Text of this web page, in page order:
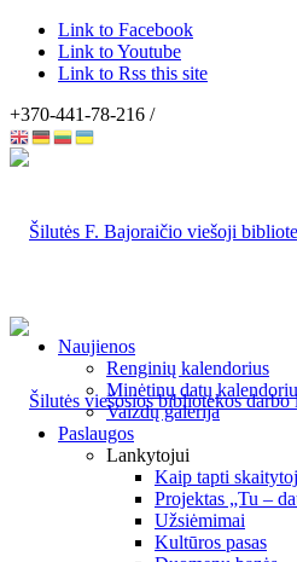
Link to Facebook
Link to Youtube
Link to Rss this site
+370-441-78-216 /
Naujienos
Renginių kalendorius
Minėtinų datų
Vaizdų galerija
Paslaugos
Lankytojui
Kaip tapti
Projektas „Tu –
Užsiėmimai
Kultūros pasas